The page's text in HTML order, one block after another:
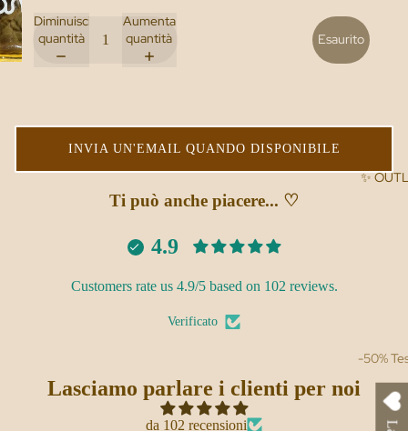
✨
-50%
-50%
Diminuisci
quantità
Aumenta
quantità
Esaurito
INVIA UN'EMAIL QUANDO DISPONIBILE
Ti può anche piacere... ♡
4.9
Customers rate us 4.9/5 based on 102 reviews.
Verificato
Lasciamo parlare i clienti per noi
da 102 recensioni